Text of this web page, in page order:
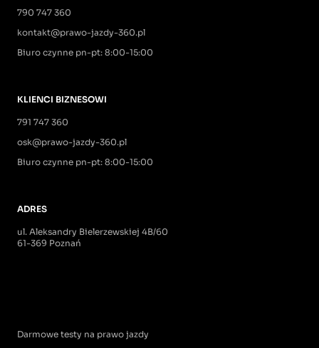
790 747 360
kontakt@prawo-jazdy-360.pl
Biuro czynne pn-pt: 8:00-15:00
KLIENCI BIZNESOWI
791 747 360
osk@prawo-jazdy-360.pl
Biuro czynne pn-pt: 8:00-15:00
ADRES
ul. Aleksandry Bielerzewskiej 4B/60
61-369 Poznań
Darmowe testy na prawo jazdy